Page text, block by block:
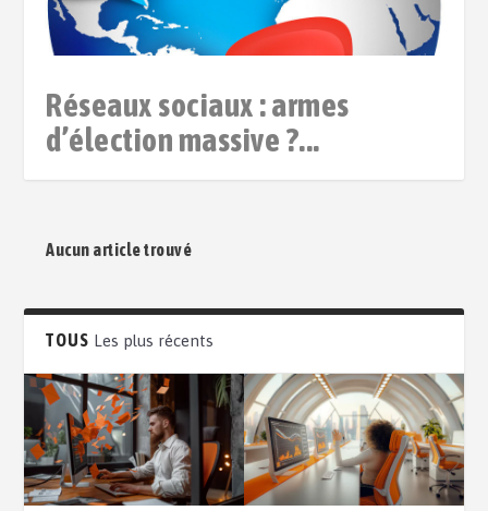
Réseaux sociaux : armes
d’élection massive ?...
Aucun article trouvé
TOUS Les plus récents